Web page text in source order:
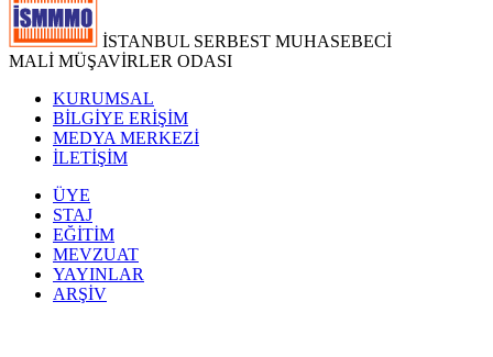
İSTANBUL SERBEST MUHASEBECİ
MALİ MÜŞAVİRLER ODASI
KURUMSAL
BİLGİYE ERİŞİM
MEDYA MERKEZİ
İLETİŞİM
ÜYE
STAJ
EĞİTİM
MEVZUAT
YAYINLAR
ARŞİV